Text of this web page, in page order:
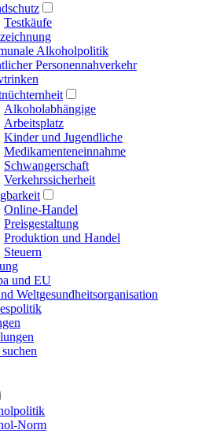
Testkäufe
Alkoholpolitik
Personen­nahverkehr
Alkohol­abhängige
Arbeitsplatz
Kinder und Jugendliche
Medikamenten­einnahme
Schwangerschaft
Verkehrs­sicherheit
Online-Handel
Preisgestaltung
Produktion und Handel
Steuern
und EU
Welt­gesundheits­organisation
Norm